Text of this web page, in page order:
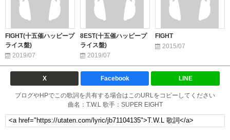
FIGHT(十五催ハッピープ
ライス盤)
2019/07
8EST(十五催ハッピープ
ライス盤)
2019/07
FIGHT
2015/07
X Facebook LINE
ブログやHPでこの歌詞を共有する場合はこのURLをコピーしてください
曲名：T.W.L 歌手：SUPER EIGHT